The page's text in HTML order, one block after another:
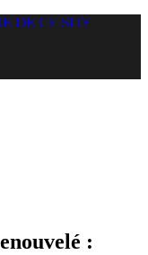
DE CE SITE
: